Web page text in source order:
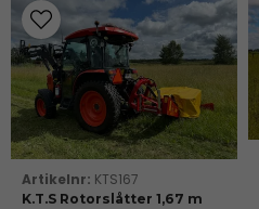
KTS167
K.T.S Rotorslåtter 1,67 m